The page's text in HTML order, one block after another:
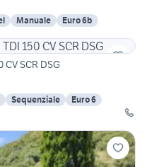
Manuale
Euro 6b
SCR DSG
Sequenziale
Euro 6